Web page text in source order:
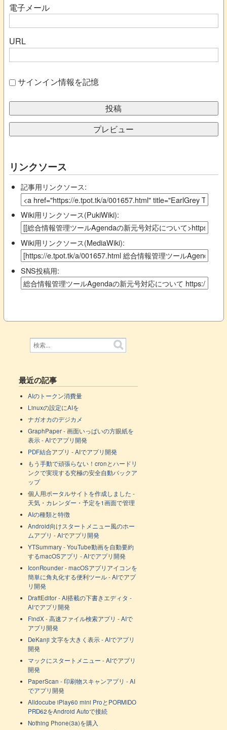
電子メール
URL
サインイン情報を記憶
リンクソース
記事用リンクソース:
Wiki用リンクソース(PukiWiki):
Wiki用リンクソース(MediaWiki):
SNS投稿用:
最近の記事
AIのトークン消費量
Linuxの設定にAIを
ナガオカのデジカメ
GraphPaper - 画面いっぱいの方眼紙を
表示 - AIでアプリ開発
PDF結合アプリ - AIでアプリ開発
もう手動で頑張らない！cronとハードリ
ンクで実現する究極の安全自動バックア
ップ
個人用ポータルサイトを作成しました -
天気・カレンダー・予定を1画面で管理
AIの種類と特徴
Android向けスタートメニュー風のホー
ムアプリ - AIでアプリ開発
YTSummary - YouTube動画を自動要約
するmacOSアプリ - AIでアプリ開発
IconRounder - macOSアプリアイコンを
簡単に角丸化する便利ツール - AIでアプ
リ開発
DraftEditor - AI搭載の下書きエディタ -
AIでアプリ開発
FindX - 高速ファイル検索アプリ - AIで
アプリ開発
DeKanji 文字を大きく表示 - AIでアプリ
開発
マックにスタートメニュー - AIでアプリ
開発
PaperScan - 印刷物スキャンアプリ - AI
でアプリ開発
Alldocube iPlay60 mini ProとPORMIDO
PRD62をAndroid Autoで接続
Nothing Phone(3a)を購入